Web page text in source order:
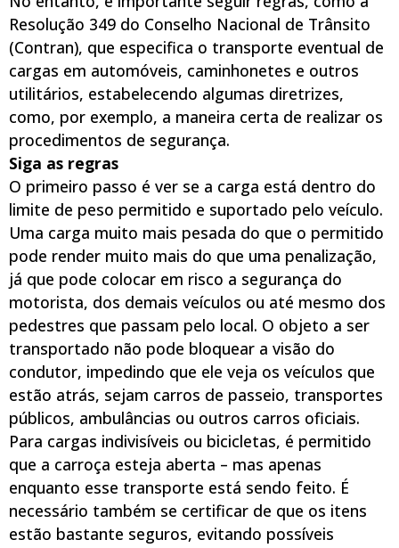
Resolução 349 do Conselho Nacional de Trânsito
(Contran), que especifica o transporte eventual de
cargas em automóveis, caminhonetes e outros
utilitários, estabelecendo algumas diretrizes,
como, por exemplo, a maneira certa de realizar os
procedimentos de segurança.
Siga as regras
O primeiro passo é ver se a carga está dentro do
limite de peso permitido e suportado pelo veículo.
Uma carga muito mais pesada do que o permitido
pode render muito mais do que uma penalização,
já que pode colocar em risco a segurança do
motorista, dos demais veículos ou até mesmo dos
pedestres que passam pelo local. O objeto a ser
transportado não pode bloquear a visão do
condutor, impedindo que ele veja os veículos que
estão atrás, sejam carros de passeio, transportes
públicos, ambulâncias ou outros carros oficiais.
Para cargas indivisíveis ou bicicletas, é permitido
que a carroça esteja aberta – mas apenas
enquanto esse transporte está sendo feito. É
necessário também se certificar de que os itens
estão bastante seguros, evitando possíveis